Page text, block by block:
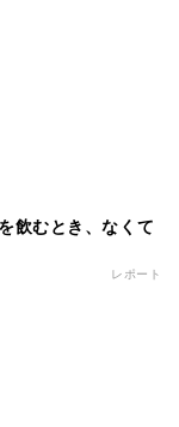
飲むとき、なくて
レポート